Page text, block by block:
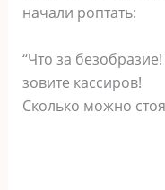
начали роптать:
“Что за
зовите кассиров!
Сколько можно